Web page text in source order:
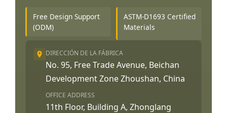
Free Design Support
(ODM)
ASTM-D1693 Certified
Materials
DIRECCIÓN DE LA FÁBRICA
No. 95, Free Trade Avenue, Beichan
Development Zone Zhoushan, China
OFFICE ADDRESS
11th Floor, Building A, Zhonglang